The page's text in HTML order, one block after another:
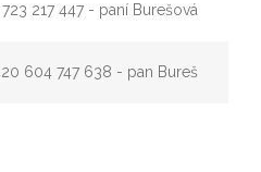
217 447 - paní Burešová
604 747 638 - pan Bureš